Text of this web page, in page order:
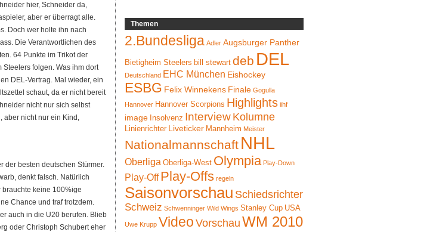
hier, Schneider da,
aber er überragt alle.
Doch wer holte ihn nach
Die Verantwortlichen des
64 Punkte im Trikot der
folgen. Was ihm dort
DEL-Vertrag. Mal wieder, ein
schaut, da er nicht bereit
nicht nur sich selbst
aber nicht nur ein Kind,
der besten deutschen Stürmer.
denkt falsch. Natürlich
keine 100%ige
Chance und traf trotzdem.
auch in die U20 berufen. Blieb
oder Christoph Schubert eher
Themen
2.Bundesliga Adler Augsburger Panther
Bietigheim Steelers bill stewart deb DEL
Deutschland EHC München Eishockey
ESBG Felix Winnekens Finale Gogulla
Hannover Hannover Scorpions Highlights iihf
image Insolvenz Interview Kolumne
Linienrichter Liveticker Mannheim Meister
Nationalmannschaft NHL
Oberliga Oberliga-West Olympia Play-Down
Play-Off Play-Offs regeln
Saisonvorschau Schiedsrichter
Schweiz Schwenninger Wild Wings Stanley Cup USA
Uwe Krupp Video Vorschau WM 2010